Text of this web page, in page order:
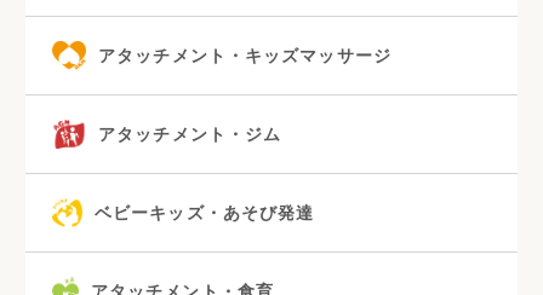
アタッチメント・キッズマッサージ
アタッチメント・ジム
ベビーキッズ・あそび発達
アタッチメント・食育